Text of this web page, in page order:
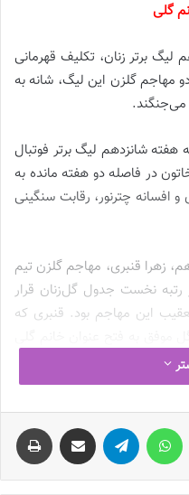
گلی
لیگ برتر زنان، تکلیف قهرمانی
مهاجم گلزن این لیگ، شانه به
می‌جنگند.
شانزدهم لیگ برتر فوتبال
در فاصله دو هفته مانده به
و افسانه چترنور، رقابت سنگینی
زهرا قنبری، مهاجم گلزن تیم
به ثمر رساندن 18 گل در رتبه نخست جدول گل‌زنان قرار
چترنور با 16 گل در تعقیب این مهاجم بود. قنبری که
هم از عنوان فردی خود و هم
ملی‌پوش شهرداری سیرجان، در
گلزنان قرار داشت اما بعد از
بسیار، چترنور در واکنش به